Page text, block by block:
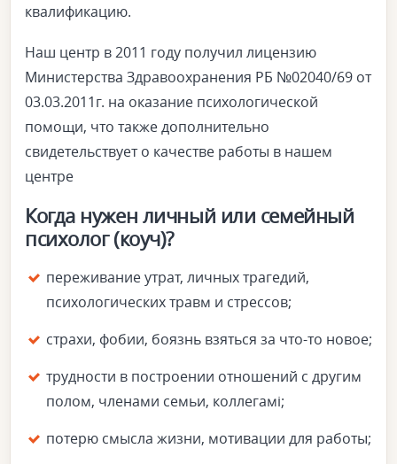
квалификацию.
Наш центр в 2011 году получил лицензию
Министерства Здравоохранения РБ №02040/69 от
03.03.2011г. на оказание психологической
помощи, что также дополнительно
свидетельствует о качестве работы в нашем
центре
Когда нужен личный или семейный
психолог (коуч)?
переживание утрат, личных трагедий,
психологических травм и стрессов;
страхи, фобии, боязнь взяться за что-то новое;
трудности в построении отношений с другим
полом, членами семьи, коллегамі;
потерю смысла жизни, мотивации для работы;